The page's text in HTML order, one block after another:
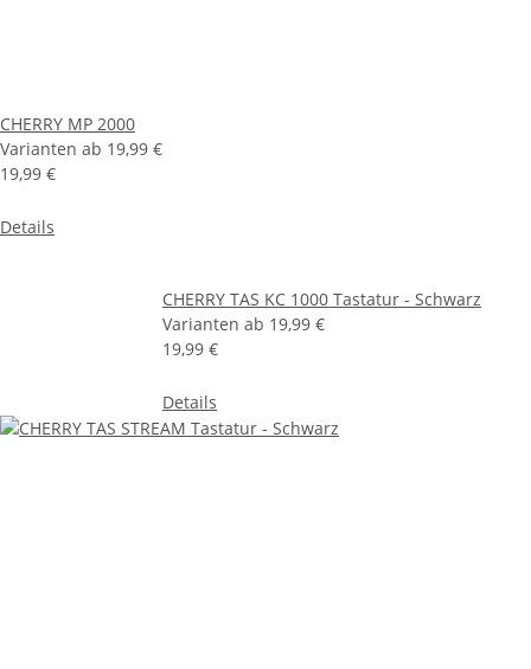
CHERRY MP 2000
Varianten ab 19,99 €
19,99 €
Details
CHERRY TAS KC 1000 Tastatur - Schwarz
Varianten ab 19,99 €
19,99 €
Details